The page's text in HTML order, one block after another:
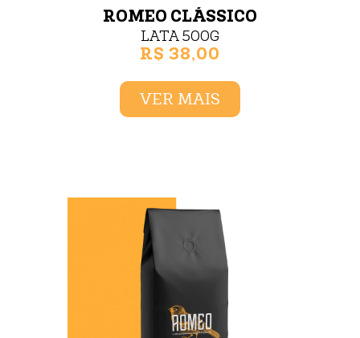
ROMEO CLÁSSICO
LATA 500G
R$ 38,00
VER MAIS